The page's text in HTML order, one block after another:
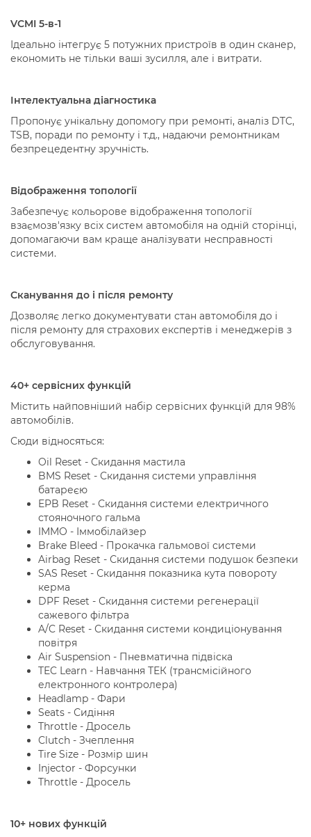
VCMI 5-в-1
Ідеально інтегрує 5 потужних пристроїв в один сканер,
економить не тільки ваші зусилля, але і витрати.
Інтелектуальна діагностика
Пропонує унікальну допомогу при ремонті, аналіз DTC,
TSB, поради по ремонту і т.д., надаючи ремонтникам
безпрецедентну зручність.
Відображення топології
Забезпечує кольорове відображення топології
взаємозв'язку всіх систем автомобіля на одній сторінці,
допомагаючи вам краще аналізувати несправності
системи.
Сканування до і після ремонту
Дозволяє легко документувати стан автомобіля до і
після ремонту для страхових експертів і менеджерів з
обслуговування.
40+ сервісних функцій
Містить найповніший набір сервісних функцій для 98%
автомобілів.
Сюди відносяться:
Oil Reset - Скидання мастила
BMS Reset - Скидання системи управління
батареєю
EPB Reset - Скидання системи електричного
стояночного гальма
IMMO - Іммобілайзер
Brake Bleed - Прокачка гальмової системи
Airbag Reset - Скидання системи подушок безпеки
SAS Reset - Скидання показника кута повороту
керма
DPF Reset - Скидання системи регенерації
сажевого фільтра
A/C Reset - Скидання системи кондиціонування
повітря
Air Suspension - Пневматична підвіска
TEC Learn - Навчання ТЕК (трансмісійного
електронного контролера)
Headlamp - Фари
Seats - Сидіння
Throttle - Дросель
Clutch - Зчеплення
Tire Size - Розмір шин
Injector - Форсунки
Throttle - Дросель
10+ нових функцій